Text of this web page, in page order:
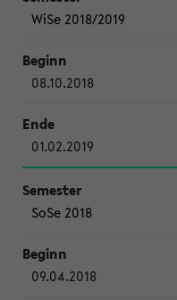
WiSe 2018/2019
08.10.2018
01.02.2019
SoSe 2018
09.04.2018